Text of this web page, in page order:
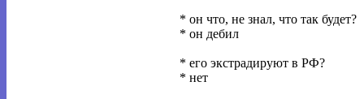
* он что, не знал, что так будет?
* он дебил
* его экстрадируют в РФ?
* нет